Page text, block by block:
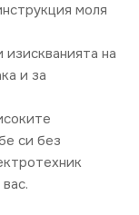
моля
на
и за
си без